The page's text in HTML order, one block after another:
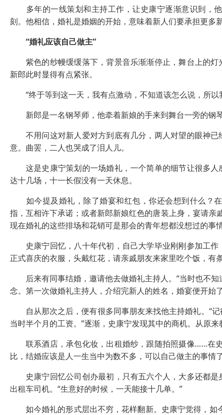
多年的一线策划和主持工作，让史康宁逐渐意识到，
刻。他相信，婚礼是婚姻的开始，意味着新人们要承担更多
“婚礼应该自己做主”
紫色的纱幔缓缓落下，背景音乐渐渐停止，舞台上的灯
新郎此时显得有点紧张。
“终于等到这一天，我有点激动，不知道该怎么说，所以
新郎是一名钢琴师，他牵着新娘的手来到舞台一旁的钢
不用问这对新人爱对方到底有几分，两人对望的眼神已
意。曲罢，二人也哭成了泪人儿。
这是史康宁策划的一场婚礼，一个简单的细节让很多人
达十几场，十一长假没有一天休息。
如今提及婚礼，除了婚宴和红包，你还会想到什么？
指，互相许下承诺；或者新郎新娘红色的唐装上身，宴请
现在婚礼的这些排场和花销可是那会的青年想都没想过的事
史康宁回忆，八十年代初，自己大学毕业刚刚参加工作
正式喜庆的衣服，头戴红花，请亲戚朋友来家里吃个饭，有
后来有同事结婚，邀请他去做婚礼主持人。“当时也不知
念。第一次做婚礼主持人，介绍完新人的姓名，婚宴便开始
自从那次之后，便有很多同事朋友来找他主持婚礼。“记
当时半个月的工资。”逐渐，史康宁发现其中的商机。从原
联系酒店，承包化妆，出租婚纱，跟随拍照摄像……在史
比，结婚应该是人一生当中为数不多，可以自己做主的事情
史康宁回忆公司创办最初，只有五六个人，大多还都是
出租车司机。“生意好的时候，一天能接十几单。”
如今婚礼的形式层出不穷，花样翻新。史康宁觉得，如